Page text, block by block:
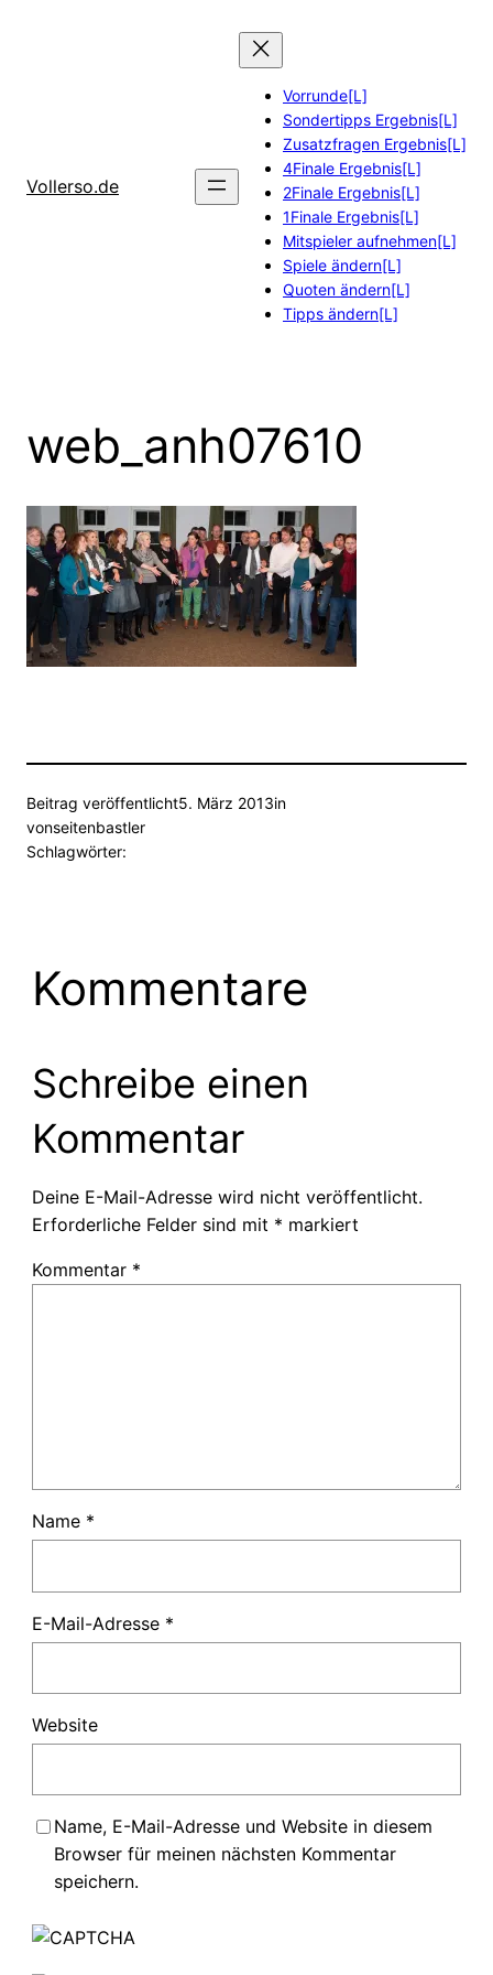
Vollerso.de
Vorrunde[L]
Sondertipps Ergebnis[L]
Zusatzfragen Ergebnis[L]
4Finale Ergebnis[L]
2Finale Ergebnis[L]
1Finale Ergebnis[L]
Mitspieler aufnehmen[L]
Spiele ändern[L]
Quoten ändern[L]
Tipps ändern[L]
web_anh07610
Beitrag veröffentlicht5. März 2013in
vonseitenbastler
Schlagwörter:
Kommentare
Schreibe einen
Kommentar
Deine E-Mail-Adresse wird nicht veröffentlicht.
Erforderliche Felder sind mit * markiert
Kommentar *
Name *
E-Mail-Adresse *
Website
Name, E-Mail-Adresse und Website in diesem
Browser für meinen nächsten Kommentar
speichern.